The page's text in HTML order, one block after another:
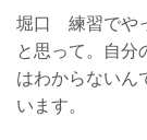
堀口 練習でや
と思って。自分
はわからないん
います。